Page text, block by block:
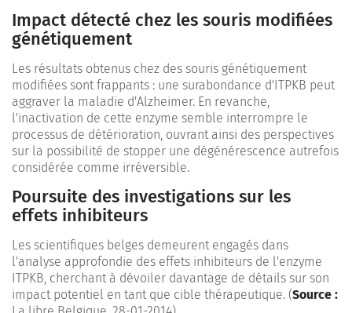
Impact détecté chez les souris modifiées
génétiquement
Les résultats obtenus chez des souris génétiquement
modifiées sont frappants : une surabondance d'ITPKB peut
aggraver la maladie d'Alzheimer. En revanche,
l'inactivation de cette enzyme semble interrompre le
processus de détérioration, ouvrant ainsi des perspectives
sur la possibilité de stopper une dégénérescence autrefois
considérée comme irréversible.
Poursuite des investigations sur les
effets inhibiteurs
Les scientifiques belges demeurent engagés dans
l'analyse approfondie des effets inhibiteurs de l'enzyme
ITPKB, cherchant à dévoiler davantage de détails sur son
impact potentiel en tant que cible thérapeutique. (Source :